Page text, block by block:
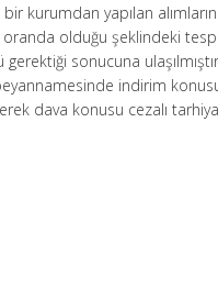
kurumdan yapılan
oranda olduğu şeklindeki
sonucuna
indirim
dava konusu cezalı